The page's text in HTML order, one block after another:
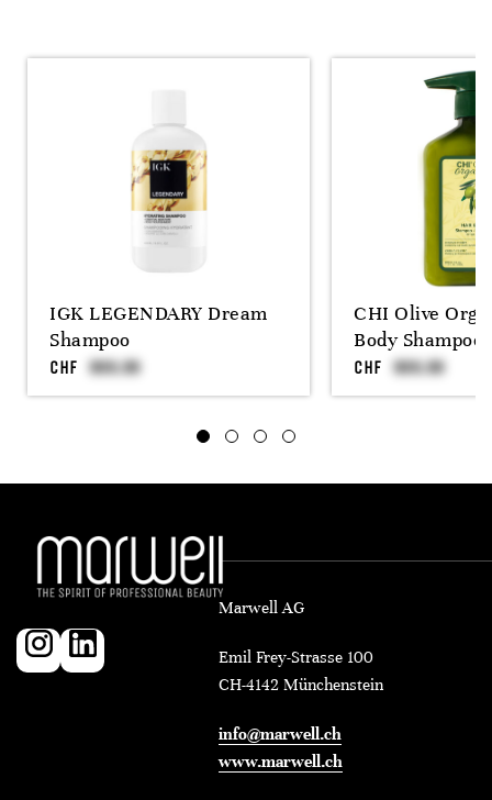
IGK LEGENDARY Dream
Shampoo
CHF
CHI Olive
Body Shampoo
CHF
Marwell AG
Emil Frey-Strasse 100
CH-4142 Münchenstein
info@marwell.ch
www.marwell.ch